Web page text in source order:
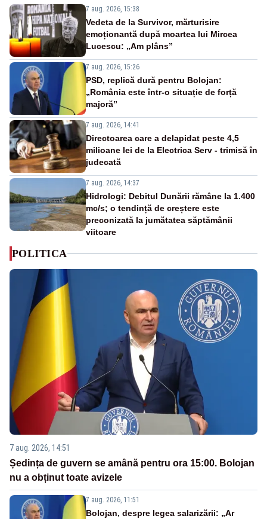
7 aug. 2026, 15:38
Vedeta de la Survivor, mărturisire
emoționantă după moartea lui Mircea
Lucescu: „Am plâns”
7 aug. 2026, 15:26
PSD, replică dură pentru Bolojan:
„România este într-o situație de forță
majoră”
7 aug. 2026, 14:41
Directoarea care a delapidat peste 4,5
milioane lei de la Electrica Serv - trimisă în
judecată
7 aug. 2026, 14:37
Hidrologi: Debitul Dunării rămâne la 1.400
mc/s; o tendință de creștere este
preconizată la jumătatea săptămânii
viitoare
POLITICA
7 aug. 2026, 14:51
Ședința de guvern se amână pentru ora 15:00. Bolojan
nu a obținut toate avizele
7 aug. 2026, 11:51
Bolojan, despre legea salarizării: „Ar